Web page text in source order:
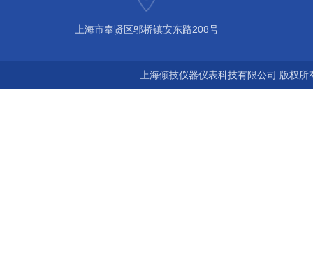
上海市奉贤区邬桥镇安东路208号
上海倾技仪器仪表科技有限公司 版权